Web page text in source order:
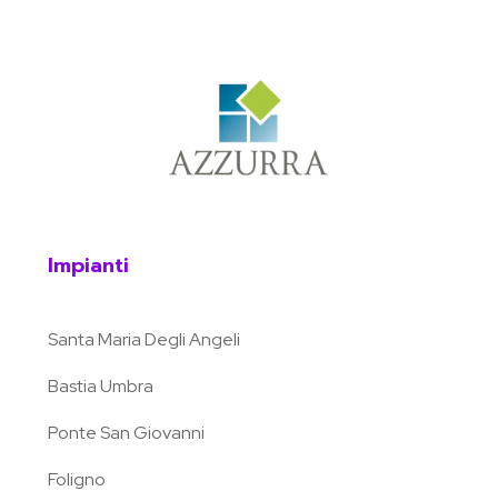
Impianti
Santa Maria Degli Angeli
Bastia Umbra
Ponte San Giovanni
Foligno